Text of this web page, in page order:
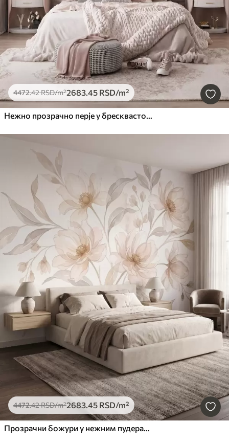
4472.42RSD/m²2683.45 RSD/m²
Нежно прозрачно перје у бресквасто-ружичастој измаглици са сјајем
4472.42RSD/m²2683.45 RSD/m²
Прозрачни божури у нежним пудерасто-беж тоновима